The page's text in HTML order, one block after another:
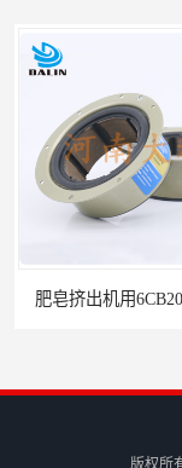
冷镦机刹车
版权所